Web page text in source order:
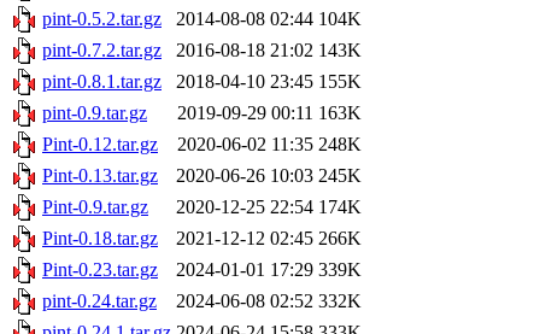
pint-0.5.2.tar.gz
2014-08-08 02:44 104K
pint-0.7.2.tar.gz
2016-08-18 21:02 143K
pint-0.8.1.tar.gz
2018-04-10 23:45 155K
pint-0.9.tar.gz
2019-09-29 00:11 163K
Pint-0.12.tar.gz
2020-06-02 11:35 248K
Pint-0.13.tar.gz
2020-06-26 10:03 245K
Pint-0.9.tar.gz
2020-12-25 22:54 174K
Pint-0.18.tar.gz
2021-12-12 02:45 266K
Pint-0.23.tar.gz
2024-01-01 17:29 339K
pint-0.24.tar.gz
2024-06-08 02:52 332K